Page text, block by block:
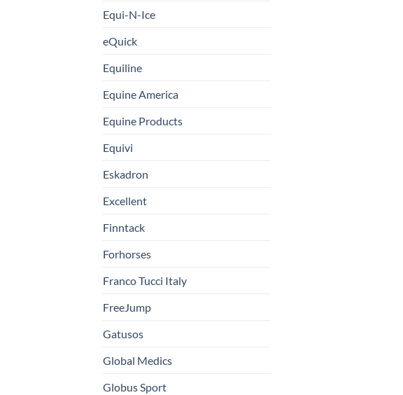
Equi-N-Ice
eQuick
Equiline
Equine America
Equine Products
Equivi
Eskadron
Excellent
Finntack
Forhorses
Franco Tucci Italy
FreeJump
Gatusos
Global Medics
Globus Sport